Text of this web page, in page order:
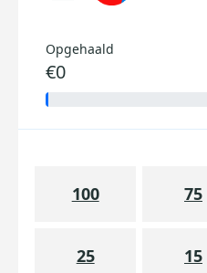
Opgehaald
€0
100 75
25 15